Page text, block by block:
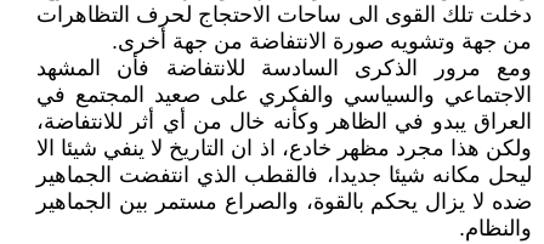
دخلت تلك القوى الى ساحات الاحتجاج لحرف التظاهرات
من جهة وتشويه صورة الانتفاضة من جهة أخرى.
ومع مرور الذكرى السادسة للانتفاضة فأن المشهد
الاجتماعي والسياسي والفكري على صعيد المجتمع في
العراق يبدو في الظاهر وكأنه خال من أي أثر للانتفاضة،
ولكن هذا مجرد مظهر خادع، اذ ان التاريخ لا ينفي شيئا الا
ليحل مكانه شيئا جديدا، فالقطب الذي انتفضت الجماهير
ضده لا يزال يحكم بالقوة، والصراع مستمر بين الجماهير
والنظام.